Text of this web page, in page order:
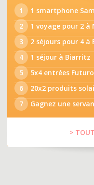
1
1 smartphone
2
1 voyage pour 2 à
3
2 séjours pour 4 à
4
1 séjour à Biarritz
5
5x4 entrées
6
20x2 produits
7
Gagnez une
>